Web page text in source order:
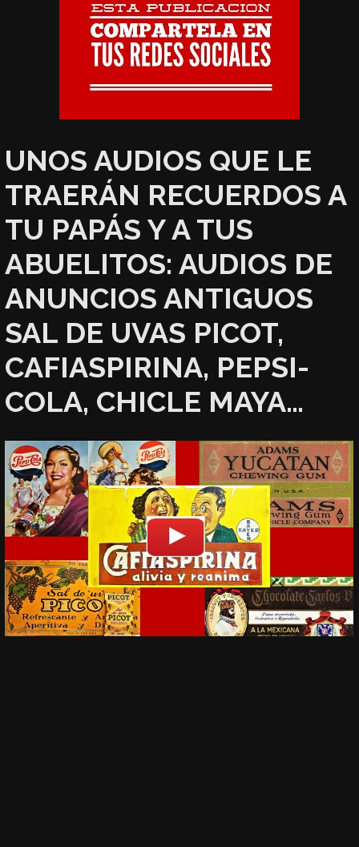
UNOS AUDIOS QUE LE
TRAERÁN RECUERDOS A
TU PAPÁS Y A TUS
ABUELITOS: AUDIOS DE
ANUNCIOS ANTIGUOS
SAL DE UVAS PICOT,
CAFIASPIRINA, PEPSI-
COLA, CHICLE MAYA…